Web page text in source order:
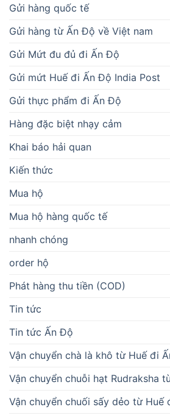
Gửi hàng quốc tế
Gửi hàng từ Ấn Độ về Việt nam
Gửi Mứt đu đủ đi Ấn Độ
Gửi mứt Huế đi Ấn Độ India Post
Gửi thực phẩm đi Ấn Độ
Hàng đặc biệt nhạy cảm
Khai báo hải quan
Kiến thức
Mua hộ
Mua hộ hàng quốc tế
nhanh chóng
order hộ
Phát hàng thu tiền (COD)
Tin tức
Tin tức Ấn Độ
Vận chuyển chà là khô từ Huế đi
Vận chuyển chuỗi hạt Rudraksha
Vận chuyển chuối sấy dẻo từ Huế